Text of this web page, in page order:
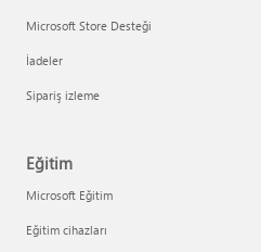
Microsoft Store Desteği
İadeler
Sipariş izleme
Eğitim
Microsoft Eğitim
Eğitim cihazları